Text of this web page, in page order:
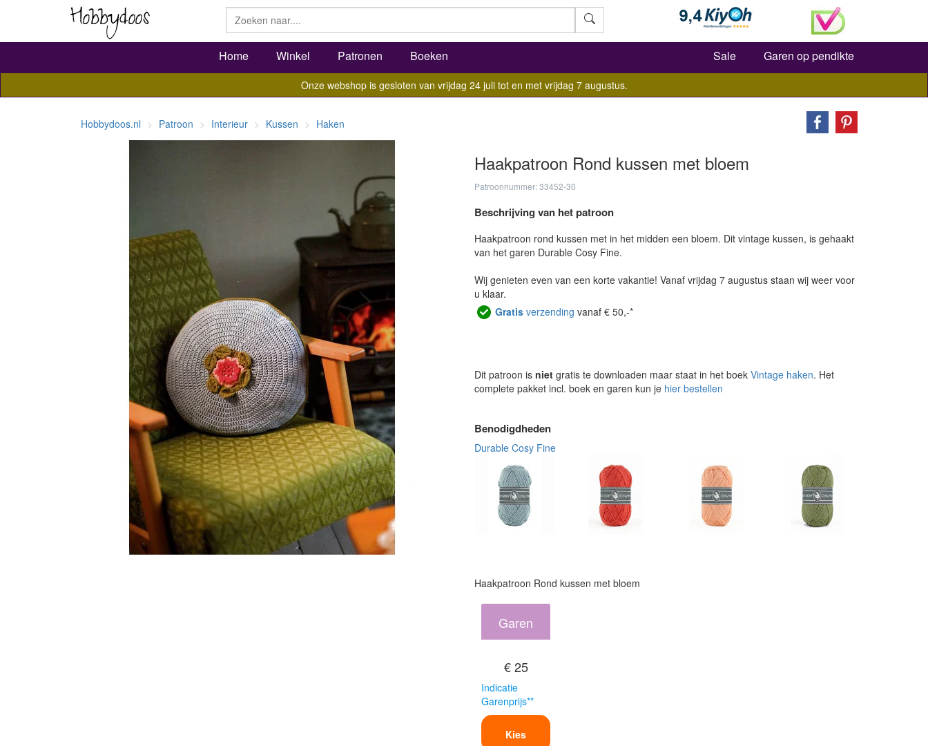
Zoeken
Home Winkel Patronen Boeken Sale Garen op pendikte
Onze webshop is gesloten van vrijdag 24 juli tot en met vrijdag 7 augustus.
Hobbydoos.nl Patroon Interieur Kussen Haken
Haakpatroon Rond kussen met bloem
Patroonnummer: 33452-30
Beschrijving van het patroon
Haakpatroon rond kussen met in het midden een bloem. Dit vintage kussen, is gehaakt
van het garen Durable Cosy Fine.
Wij genieten even van een korte vakantie! Vanaf vrijdag 7 augustus staan wij weer voor
u klaar.
Gratis verzending vanaf € 50,-*
Dit patroon is niet gratis te downloaden maar staat in het boek Vintage haken. Het
complete pakket incl. boek en garen kun je hier bestellen
Benodigdheden
Durable Cosy Fine
Haakpatroon Rond kussen met bloem
Garen
€ 25
Indicatie
Garenprijs**
Kies